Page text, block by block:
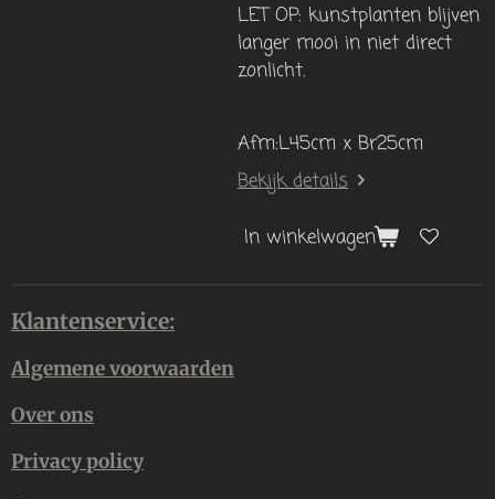
LET OP: kunstplanten blijven
langer mooi in niet direct
zonlicht.
Afm:L45cm x Br25cm
Bekijk details
In winkelwagen
Klantenservice:
Algemene voorwaarden
Over ons
Privacy policy